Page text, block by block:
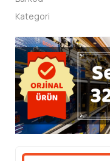
Kategori